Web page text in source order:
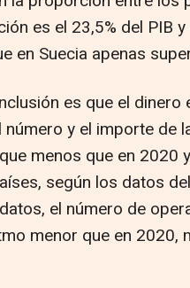
es el 23,5% del PIB
en Suecia apenas
es que el dinero
número y el importe de
menos que en 2020
según los datos
el número de
menor que en 2020,